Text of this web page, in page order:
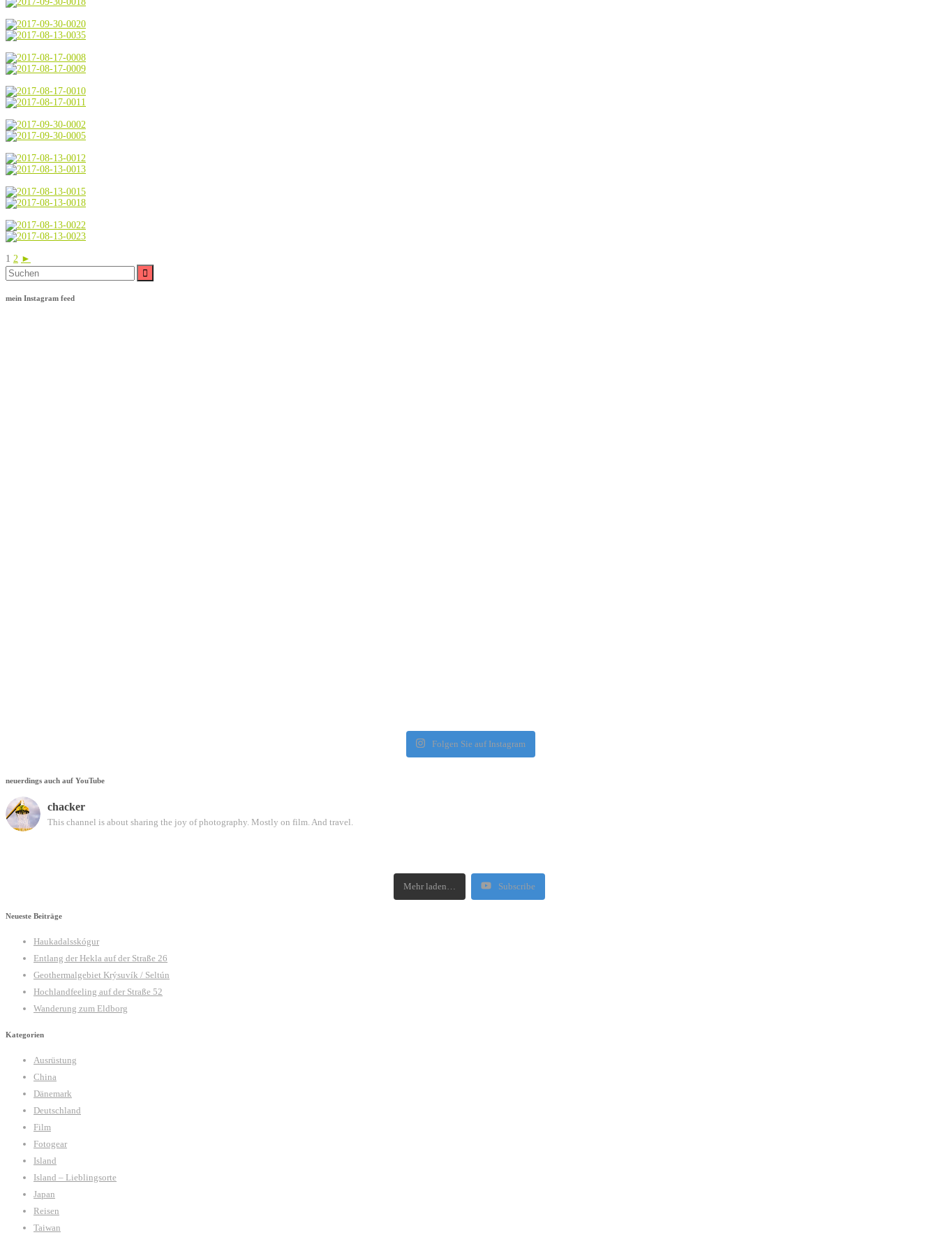
1 2 ►
Suche
mein Instagram feed
Folgen Sie auf Instagram
neuerdings auch auf YouTube
chacker
This channel is about sharing the joy of photography. Mostly on film. And travel.
Mehr laden… Subscribe
Neueste Beiträge
Haukadalsskógur
Entlang der Hekla auf der Straße 26
Geothermalgebiet Krýsuvík / Seltún
Hochlandfeeling auf der Straße 52
Wanderung zum Eldborg
Kategorien
Ausrüstung
China
Dänemark
Deutschland
Film
Fotogear
Island
Island – Lieblingsorte
Japan
Reisen
Taiwan